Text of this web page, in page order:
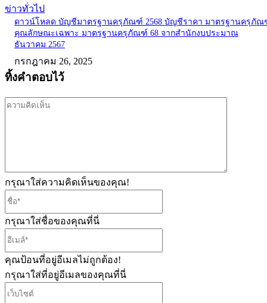
ข่าวทั่วไป
ดาวน์โหลด บัญชีมาตรฐานครุภัณฑ์ 2568 บัญชีราคา มาตรฐานครุภั
คุณลักษณะเฉพาะ มาตรฐานครุภัณฑ์ 68 จากสำนักงบประมาณ
ธันวาคม 2567
กรกฎาคม 26, 2025
ทิ้งคำตอบไว้
กรุณาใส่ความคิดเห็นของคุณ!
กรุณาใส่ชื่อของคุณที่นี่
คุณป้อนที่อยู่อีเมลไม่ถูกต้อง!
กรุณาใส่ที่อยู่อีเมลของคุณที่นี่